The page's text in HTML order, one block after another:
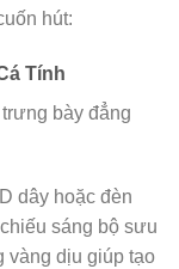
hút:
Tính
bày đẳng
dây hoặc đèn
sáng bộ sưu
vàng dịu giúp tạo